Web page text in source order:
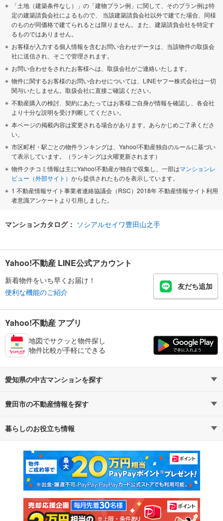
「土地（建築条件なし）」の「建物プラン例」に関して、そのプラン例は特
定の建築請負会社によるもので、 当該建築請負会社以外で建てた場合、同様
のものが同価格で建てられるとは限りません。また、建築請負会社を特定す
るものではありません。
お客様が入力する個人情報を含むお問い合わせデータは、当該物件の取扱会
社に送信され、そこで管理されます。
お問い合わせをされたお客様へは、取扱会社がご連絡いたします。
物件に関するお客様のお問い合わせについては、LINEヤフー株式会社は一切
関与いたしません。取扱会社に直接ご確認ください。
不動産購入の検討、契約にあたってはお客様ご自身が情報を確認し、各会社
より十分な説明を受け判断してください。
本ページの掲載内容は変更される場合があります。あらかじめご了承くださ
い。
市区町村・駅ごとの物件ランキングは、Yahoo!不動産独自のルールに基づい
て表示しています。（ランキングは火曜更新されます）
物件クチコミ情報は主にYahoo!不動産が独自で収集し、一部はマンションレ
ビュー（外部サイト） から提供されたものを表示しています。
1 不動産情報サイト事業者連絡協議会（RSC）2018年 不動産情報サイト利用
者意識アンケートより引用しました。
マンションカタログ： ソシアルセイワ豊田山之手
Yahoo!不動産 LINE公式アカウント
新着物件をいち早くお届け！
便利な機能のご紹介
友だち追加
Yahoo!不動産 アプリ
地図でサクッと物件探し
物件比較が手軽にできる
愛知県の中古マンションを探す
路線・駅から探す
通勤・通学時間から探す
豊田市の不動産情報を探す
不動産・住宅
新築マンション 中古マンション
新築一戸建て 中古一戸建て
注文住宅 土地
暮らしのお役立ち情報
マンションカタログ 教えて！住まいの先生